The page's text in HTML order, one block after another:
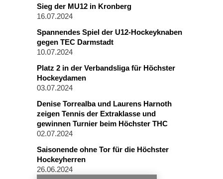
Sieg der MU12 in Kronberg
16.07.2024
Spannendes Spiel der U12-Hockeyknaben
gegen TEC Darmstadt
10.07.2024
Platz 2 in der Verbandsliga für Höchster
Hockeydamen
03.07.2024
Denise Torrealba und Laurens Harnoth
zeigen Tennis der Extraklasse und
gewinnen Turnier beim Höchster THC
02.07.2024
Saisonende ohne Tor für die Höchster
Hockeyherren
26.06.2024